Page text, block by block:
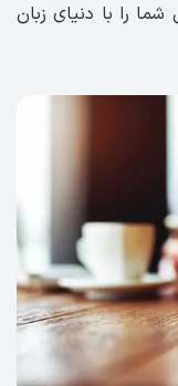
را با دنیای زبان